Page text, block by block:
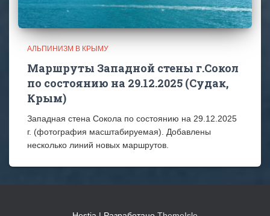
АЛЬПИНИЗМ В КРЫМУ
Маршруты Западной стены г.Сокол
по состоянию на 29.12.2025 (Судак,
Крым)
Западная стена Сокола по состоянию на 29.12.2025
г. (фотография масштабируемая). Добавлены
несколько линий новых маршрутов.